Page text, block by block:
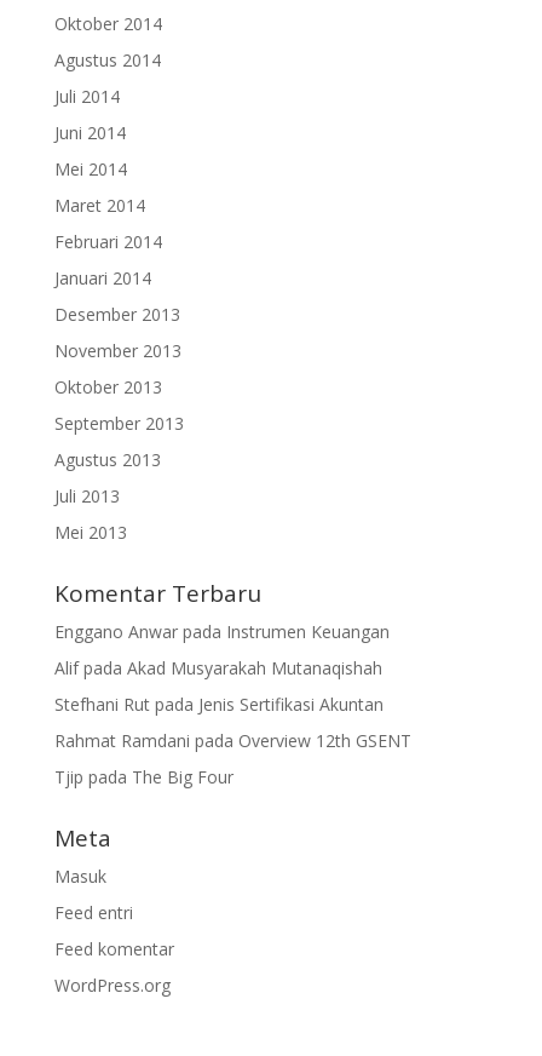
Oktober 2014
Agustus 2014
Juli 2014
Juni 2014
Mei 2014
Maret 2014
Februari 2014
Januari 2014
Desember 2013
November 2013
Oktober 2013
September 2013
Agustus 2013
Juli 2013
Mei 2013
Komentar Terbaru
Enggano Anwarpada Instrumen Keuangan
Alifpada Akad Musyarakah Mutanaqishah
Stefhani Rutpada Jenis Sertifikasi Akuntan
Rahmat Ramdani pada Overview 12th GSENT
Tjip pada The Big Four
Meta
Masuk
Feed entri
Feed komentar
WordPress.org